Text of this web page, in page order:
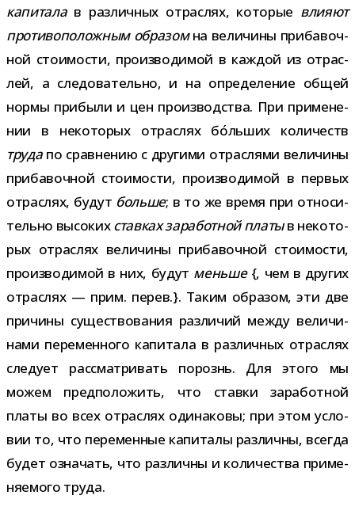
капи­талав раз­лич­ных отрас­лях, кото­рые вли­яют
про­ти­во­по­лож­ным обра­зомна вели­чины при­ба­воч­
ной сто­и­мо­сти, про­из­во­ди­мой в каж­дой из отрас­
лей, а сле­до­ва­тельно, и на опре­де­ле­ние общей
нормы при­были и цен про­из­вод­ства. При при­ме­не­
нии в неко­то­рых отрас­лях бо́льших коли­честв
труда по срав­не­нию с дру­гими отрас­лями вели­чины
при­ба­воч­ной сто­и­мо­сти, про­из­во­ди­мой в пер­вых
отрас­лях, будут больше; в то же время при отно­си­
тельно высо­кихстав­ках зара­бот­ной платыв неко­то­
рых отрас­лях вели­чины при­ба­воч­ной сто­и­мо­сти,
про­из­во­ди­мой в них, будут меньше {, чем в дру­гих
отрас­лях — прим. перев.}. Таким обра­зом, эти две
при­чины суще­ство­ва­ния раз­ли­чий между вели­чи­
нами пере­мен­ного капи­тала в раз­лич­ных отрас­лях
сле­дует рас­смат­ри­вать порознь. Для этого мы
можем пред­по­ло­жить, что ставки зара­бот­ной
платы во всех отрас­лях оди­на­ковы; при этом усло­
вии то, что пере­мен­ные капи­талы раз­личны, все­гда
будет озна­чать, что раз­личны и коли­че­ства при­ме­
ня­е­мого труда.